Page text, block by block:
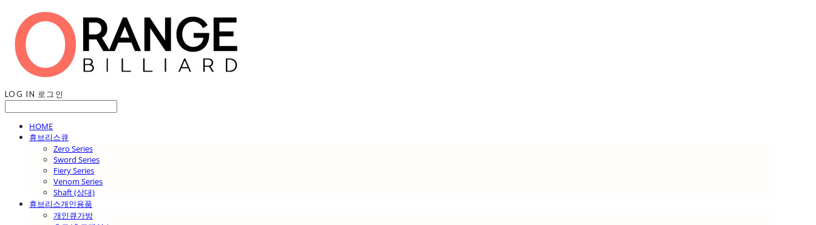
LOG IN 로그인
HOME
휴브리스큐
Zero Series
Sword Series
Fiery Series
Venom Series
Shaft (상대)
휴브리스개인용품
개인큐가방